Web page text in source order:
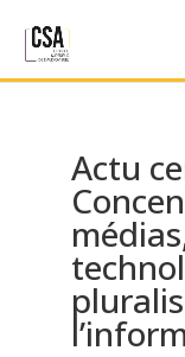
Actu